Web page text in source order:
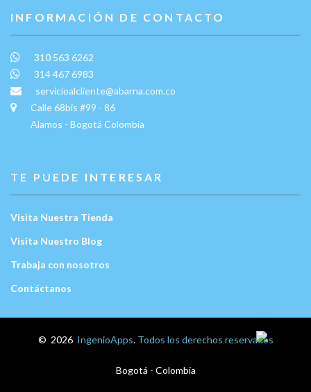
INFORMACIÓN DE CONTACTO
310 563 6262
314 467 6983
servicioalcliente@abarna.com.co
Calle 68bis #99 - 86
Alamos - Bogotá Colombia
TE PUEDE INTERESAR
Visita Nuestra Tienda
Visita Nuestro Blog
Trabaja con nosotros
Contáctanos
© 2026 IngenioApps. Todos los derechos reservados
Bogotá - Colombia